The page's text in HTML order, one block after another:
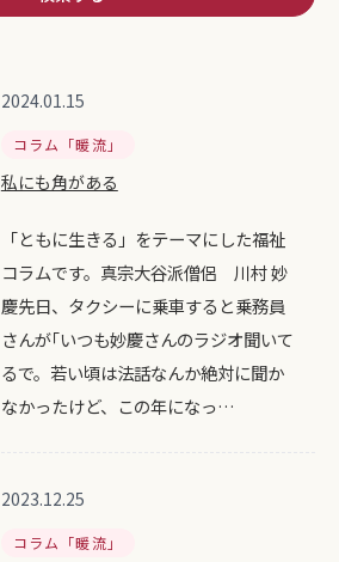
2024.01.15
コラム「暖流」
私にも角がある
「ともに生きる」をテーマにした福祉
コラムです。真宗大谷派僧侶 川村 妙
慶先日、タクシーに乗車すると乗務員
さんが｢いつも妙慶さんのラジオ聞いて
るで。若い頃は法話なんか絶対に聞か
なかったけど、この年になっ…
2023.12.25
コラム「暖流」